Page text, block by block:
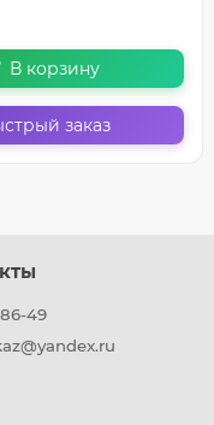
В корзину
заказ
49